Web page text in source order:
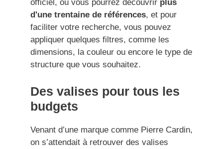
officiel, où vous pourrez découvrir plus
d'une trentaine de références, et pour
faciliter votre recherche, vous pouvez
appliquer quelques filtres, comme les
dimensions, la couleur ou encore le type de
structure que vous souhaitez.
Des valises pour tous les
budgets
Venant d’une marque comme Pierre Cardin,
on s’attendait à retrouver des valises